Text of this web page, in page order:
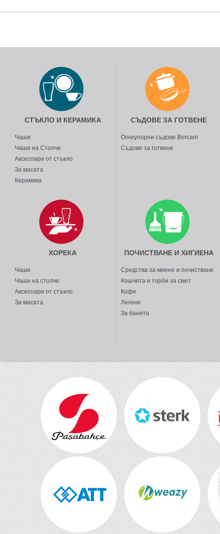
СТЪКЛО И КЕРАМИКА
Чаши
Чаши на Столче
Аксесоари от стъкло
За масата
Керамика
СЪДОВЕ ЗА ГОТВЕНЕ
Огнеупорни съдове Borcam
Съдове за готвене
ХОРЕКА
Чаши
Чаши на столче
Аксесоари от стъкло
За масата
ПОЧИСТВАНЕ И ХИГИЕНА
Средства за миене и почистване
Кошчета и торби за смет
Кофи
Легени
За банята